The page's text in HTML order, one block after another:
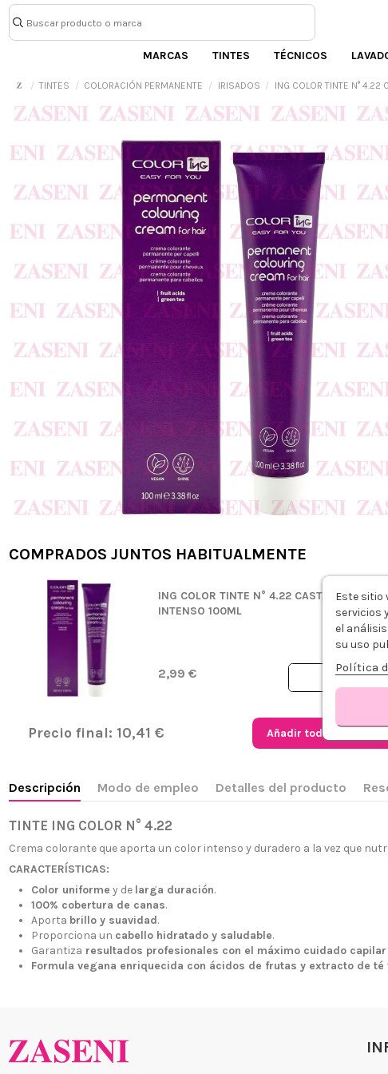
MARCAS TINTES TÉCNICOS
TINTES COLORACIÓN PERMANENTE IRISADOS ING COLOR TINTE N°
COMPRADOS JUNTOS HABITUALMENTE
ING COLOR TINTE N° 4.22 CASTAÑO
INTENSO 100ML
2,99 €
Precio final: 10,41 € Añadir todo al carrito
Descripción Modo de empleo Detalles del producto
TINTE ING COLOR N° 4.22
Crema colorante que aporta un color intenso y duradero a la vez que
CARACTERÍSTICAS:
Color uniforme y de larga duración.
100% cobertura de canas.
Aporta brillo y suavidad.
Proporciona un cabello hidratado y saludable.
Garantiza resultados profesionales con el máximo cuidado capilar
Formula vegana enriquecida con ácidos de frutas y extracto de té
+34 968 06 63 44
L-V 10:00 - 14:00
+34 601 27 80 18
contacto@zaseni.com
Nuestras
Este sitio
servicios
el
su uso
Política